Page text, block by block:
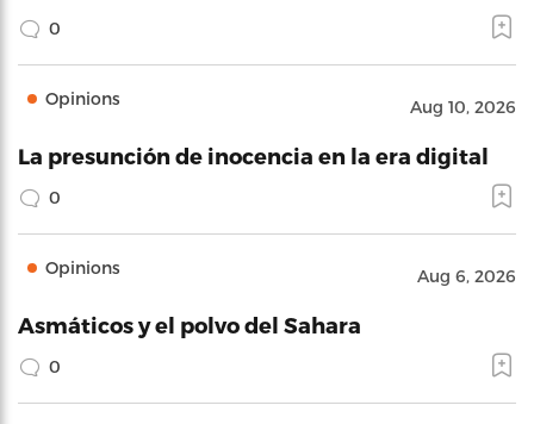
0
Opinions Aug 10, 2026
La presunción de inocencia en la era digital
0
Opinions Aug 6, 2026
Asmáticos y el polvo del Sahara
0